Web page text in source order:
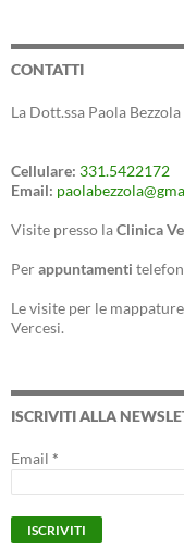
CONTATTI
La Dott.ssa Paola
Cellulare: 331.5422172
Email:
Visite presso laClinica
Perappuntamenti
Le visite per le
Vercesi.
ISCRIVITI ALLA
Email *